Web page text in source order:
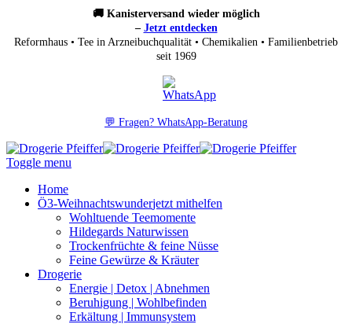
🚚 Kanisterversand wieder möglich
– Jetzt entdecken
Reformhaus • Tee in Arzneibuchqualität • Chemikalien • Familienbetrieb
seit 1969
💬 Fragen? WhatsApp-Beratung
Toggle menu
Home
Ö3-Weihnachtswunderjetzt mithelfen
Wohltuende Teemomente
Hildegards Naturwissen
Trockenfrüchte & feine Nüsse
Feine Gewürze & Kräuter
Drogerie
Energie | Detox | Abnehmen
Beruhigung | Wohlbefinden
Erkältung | Immunsystem